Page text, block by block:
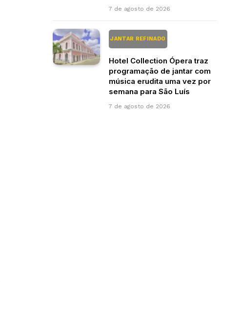
7 de agosto de 2026
JANTAR REFINADO
Hotel Collection Ópera traz
programação de jantar com
música erudita uma vez por
semana para São Luís
7 de agosto de 2026